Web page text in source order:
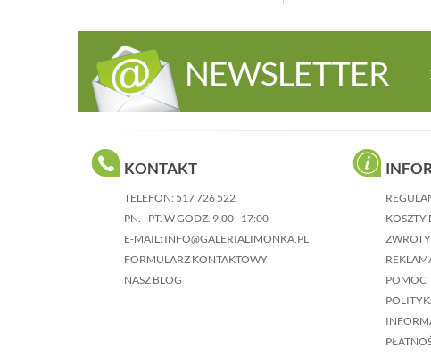
NEWSLETTER
KONTAKT
TELEFON: 517 726 522
PN. - PT. W GODZ. 9:00 - 17:00
E-MAIL: INFO@GALERIALIMONKA.PL
FORMULARZ KONTAKTOWY
NASZ BLOG
KOSZTY
ZWROTY
POMOC